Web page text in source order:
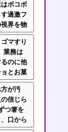
ボコボ
過激フ
界を物
にイラ
マすり
業務は
るのに他
とお菓
方が汚
信じら
つ箸を
口から